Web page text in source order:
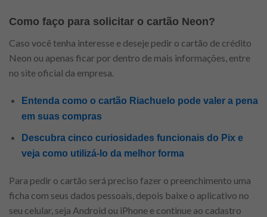
Como faço para solicitar o cartão Neon?
Caso você tenha interesse e deseje pedir o cartão de crédito
Neon ou apenas ficar por dentro de mais informações, entre
no site oficial da empresa.
Entenda como o cartão Riachuelo pode valer a pena
em suas compras
Descubra cinco curiosidades funcionais do Pix e
veja como utilizá-lo da melhor forma
Para pedir o cartão será preciso fazer o preenchimento uma
ficha com seus dados pessoais, depois baixe o aplicativo no
seu celular, seja Android ou iPhone e continue ao cadastro